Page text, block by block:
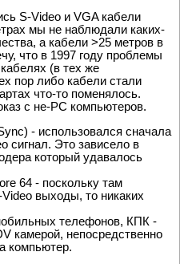
S-Video и VGA кабели
мы не наблюдали каких-
а кабели >25 метров в
что в 1997 году проблемы
(в тех же
пор либо кабели стали
что-то поменялось.
с не-PC компьютеров.
- использовался сначала
сигнал. Это зависело в
который удавалось
64 - поскольку там
выходы, то никаких
телефонов, КПК -
камерой, непосредственно
компьютер.